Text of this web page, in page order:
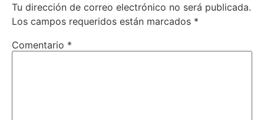
Tu dirección de correo electrónico no será publicada.
Los campos requeridos están marcados *
Comentario *